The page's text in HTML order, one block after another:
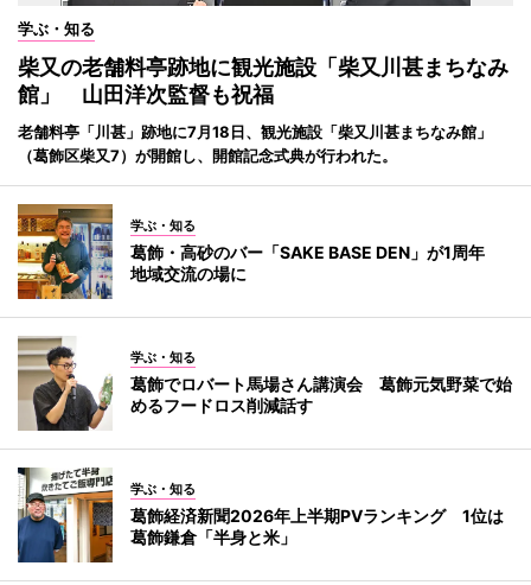
学ぶ・知る
柴又の老舗料亭跡地に観光施設「柴又川甚まちなみ
館」 山田洋次監督も祝福
老舗料亭「川甚」跡地に7月18日、観光施設「柴又川甚まちなみ館」
（葛飾区柴又7）が開館し、開館記念式典が行われた。
学ぶ・知る
葛飾・高砂のバー「SAKE BASE DEN」が1周年
地域交流の場に
学ぶ・知る
葛飾でロバート馬場さん講演会 葛飾元気野菜で始
めるフードロス削減話す
学ぶ・知る
葛飾経済新聞2026年上半期PVランキング 1位は
葛飾鎌倉「半身と米」